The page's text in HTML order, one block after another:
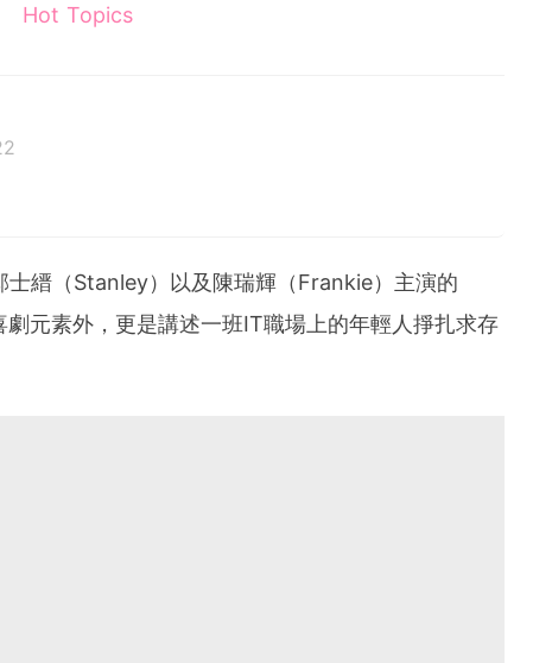
Hot Topics
縉（Stanley）以及陳瑞輝（Frankie）主演的
劇元素外，更是講述一班IT職場上的年輕人掙扎求存